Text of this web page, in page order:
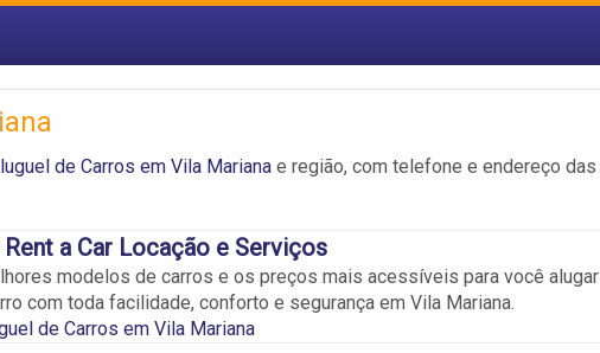
de Carros em Vila Mariana e região, com telefone e endereço das
a Car Locação e Serviços
modelos de carros e os preços mais acessíveis para você alugar
com toda facilidade, conforto e segurança em Vila Mariana.
de Carros em Vila Mariana